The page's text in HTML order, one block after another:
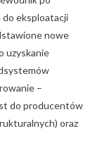
do eksploatacji
nowe
uzyskanie
–
do producentów
oraz